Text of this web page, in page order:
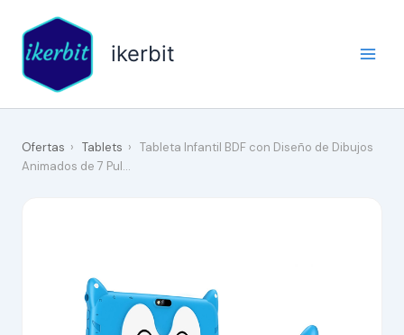
contenido
ikerbit
Ofertas › Tablets › Tableta Infantil BDF con Diseño de Dibujos
Animados de 7 Pul…